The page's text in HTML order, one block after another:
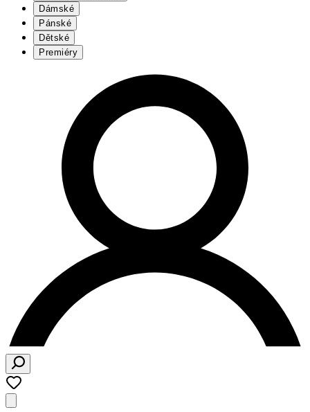
Dámské
Pánské
Dětské
Premiéry